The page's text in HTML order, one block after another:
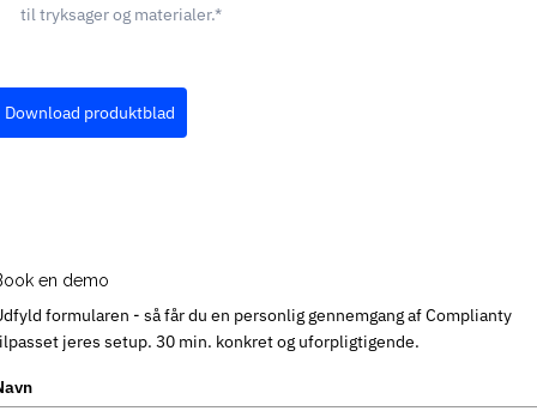
til tryksager og materialer.*
Download produktblad
en demo
formularen - så får du en personlig gennemgang af Complianty
jeres setup. 30 min. konkret og uforpligtigende.